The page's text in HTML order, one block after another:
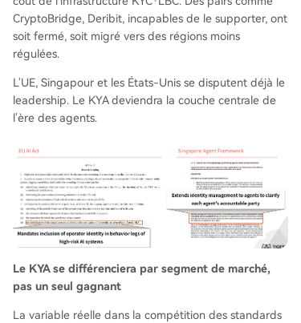
CryptoBridge, Deribit, incapables de le supporter, ont
soit fermé, soit migré vers des régions moins
régulées.
L'UE, Singapour et les États-Unis se disputent déjà le
leadership. Le KYA deviendra la couche centrale de
l'ère des agents.
Le KYA se différenciera par segment de marché,
pas un seul gagnant
La variable réelle dans la compétition des standards